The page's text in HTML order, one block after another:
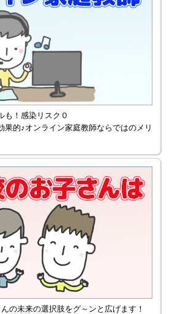
も！感染リスク０
果的♪オンライン家庭教師ならではのメリ
の未来の選択肢をグ～ンと広げます！